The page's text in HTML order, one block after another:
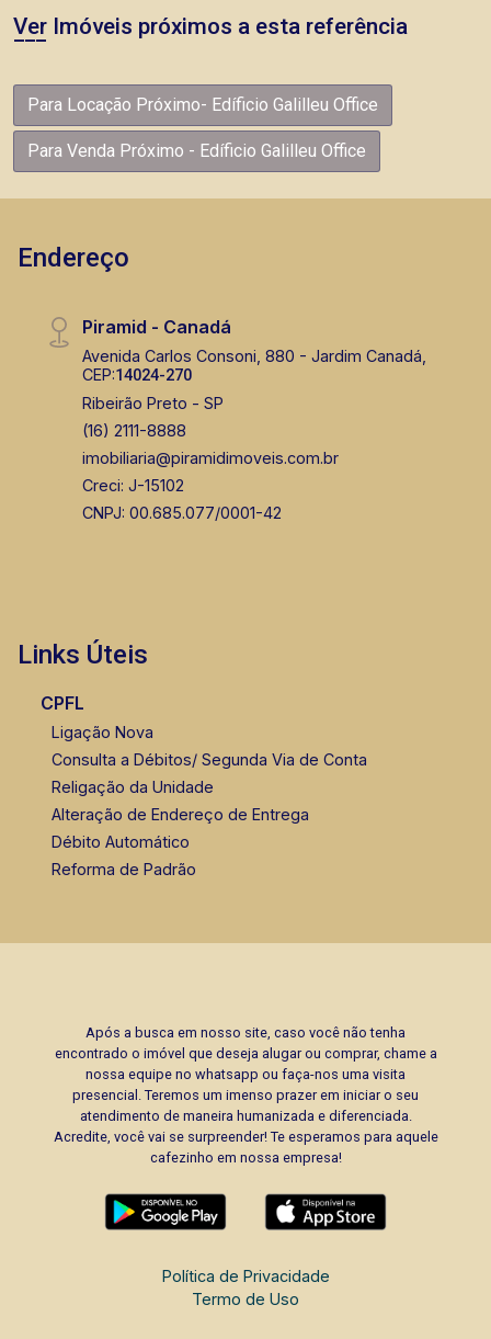
Ver Imóveis próximos a esta referência
Para Locação Próximo- Edíficio Galilleu Office
Para Venda Próximo - Edíficio Galilleu Office
Endereço
Piramid - Canadá
Avenida Carlos Consoni, 880 - Jardim Canadá,
CEP:14024-270
Ribeirão Preto - SP
(16) 2111-8888
imobiliaria@piramidimoveis.com.br
Creci: J-15102
CNPJ: 00.685.077/0001-42
Links Úteis
CPFL
Ligação Nova
Consulta a Débitos/ Segunda Via de Conta
Religação da Unidade
Alteração de Endereço de Entrega
Débito Automático
Reforma de Padrão
Após a busca em nosso site, caso você não tenha
encontrado o imóvel que deseja alugar ou comprar, chame a
nossa equipe no whatsapp ou faça-nos uma visita
presencial. Teremos um imenso prazer em iniciar o seu
atendimento de maneira humanizada e diferenciada.
Acredite, você vai se surpreender! Te esperamos para aquele
cafezinho em nossa empresa!
Política de Privacidade
Termo de Uso